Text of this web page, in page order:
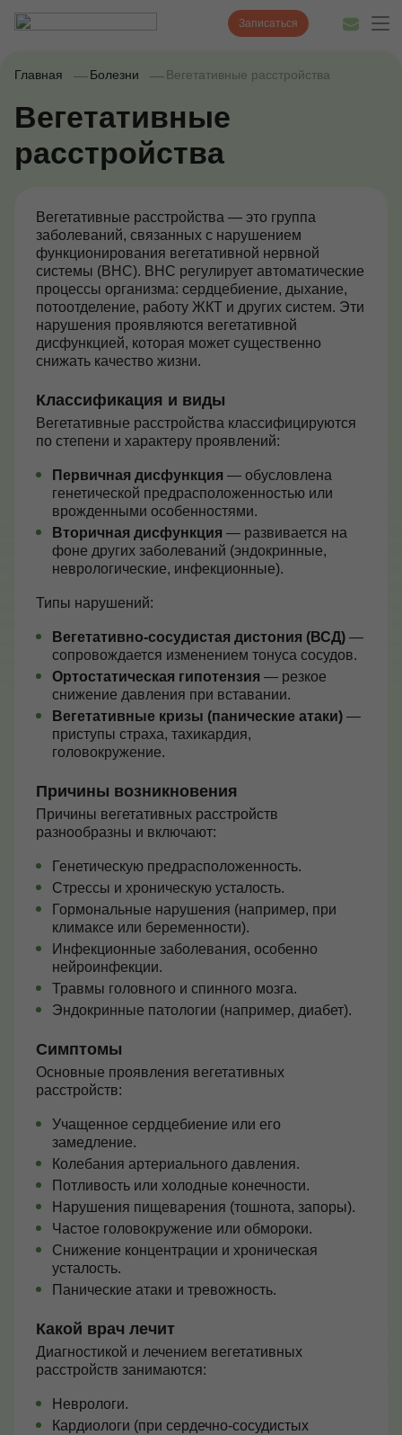
О нас
Наши клиники
Полезные статьи
Контакты
Оплата онлайн
info@zdorovie-klinika.ru
+7 (495) 628-22-05
Max
Записаться сейчас
Диагностика
Лечение
Цены
Акции и скидки
Записаться
Главная Болезни Вегетативные расстройства
Вегетативные
расстройства
Вегетативные расстройства — это группа
заболеваний, связанных с нарушением
функционирования вегетативной нервной
системы (ВНС). ВНС регулирует автоматические
процессы организма: сердцебиение, дыхание,
потоотделение, работу ЖКТ и других систем. Эти
нарушения проявляются вегетативной
дисфункцией, которая может существенно
снижать качество жизни.
Классификация и виды
Вегетативные расстройства классифицируются
по степени и характеру проявлений:
Первичная дисфункция — обусловлена
генетической предрасположенностью или
врожденными особенностями.
Вторичная дисфункция — развивается на
фоне других заболеваний (эндокринные,
неврологические, инфекционные).
Типы нарушений:
Вегетативно-сосудистая дистония (ВСД) —
сопровождается изменением тонуса сосудов.
Ортостатическая гипотензия — резкое
снижение давления при вставании.
Вегетативные кризы (панические атаки) —
приступы страха, тахикардия,
головокружение.
Причины возникновения
Причины вегетативных расстройств
разнообразны и включают:
Генетическую предрасположенность.
Стрессы и хроническую усталость.
Гормональные нарушения (например, при
климаксе или беременности).
Инфекционные заболевания, особенно
нейроинфекции.
Травмы головного и спинного мозга.
Эндокринные патологии (например, диабет).
Симптомы
Основные проявления вегетативных
расстройств:
Учащенное сердцебиение или его
замедление.
Колебания артериального давления.
Потливость или холодные конечности.
Нарушения пищеварения (тошнота, запоры).
Частое головокружение или обмороки.
Снижение концентрации и хроническая
усталость.
Панические атаки и тревожность.
Какой врач лечит
Диагностикой и лечением вегетативных
расстройств занимаются:
Неврологи.
Кардиологи (при сердечно-сосудистых